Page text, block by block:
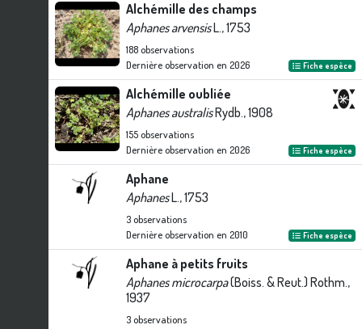
Alchémille des champs
Aphanes arvensisL., 1753
188observations
Dernière observation en 2026 Fiche espèce
Alchémille oubliée
Aphanes australisRydb., 1908
155observations
Dernière observation en 2026 Fiche espèce
Aphane
AphanesL., 1753
3observations
Dernière observation en 2010 Fiche espèce
Aphane à petits fruits
Aphanes microcarpa(Boiss. & Reut.) Rothm.,
1937
3observations